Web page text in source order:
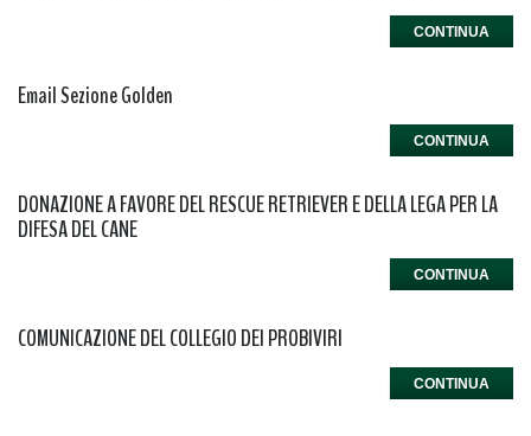
CONTINUA
Email Sezione Golden
CONTINUA
DONAZIONE A FAVORE DEL RESCUE RETRIEVER E DELLA LEGA PER LA
DIFESA DEL CANE
CONTINUA
COMUNICAZIONE DEL COLLEGIO DEI PROBIVIRI
CONTINUA